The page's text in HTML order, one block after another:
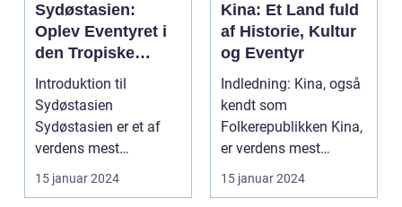
Sydøstasien:
Oplev Eventyret i
den Tropiske
Paradis
Introduktion til
Sydøstasien
Sydøstasien er et af
verdens mest
populære rejsemål, der
15 januar 2024
Kina: Et Land fuld
af Historie, Kultur
og Eventyr
Indledning: Kina, også
kendt som
Folkerepublikken Kina,
er verdens mest
folkerige land og er
15 januar 2024